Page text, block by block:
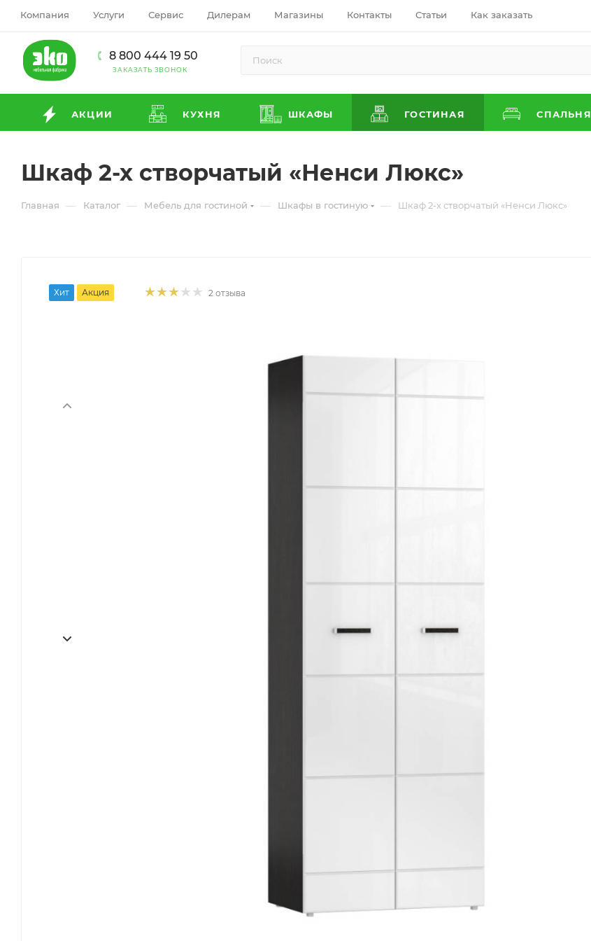
Компания Услуги Сервис Дилерам Магазины Контакты Статьи Как заказать
8 800 444 19 50
ЗАКАЗАТЬ ЗВОНОК
АКЦИИ КУХНЯ ШКАФЫ ГОСТИНАЯ СПАЛЬНЯ
Шкаф 2-х створчатый «Ненси Люкс»
Главная — Каталог — Мебель для гостиной — Шкафы в гостиную — Шкаф 2-х створчатый «Ненси Люкс»
Хит Акция 2 отзыва